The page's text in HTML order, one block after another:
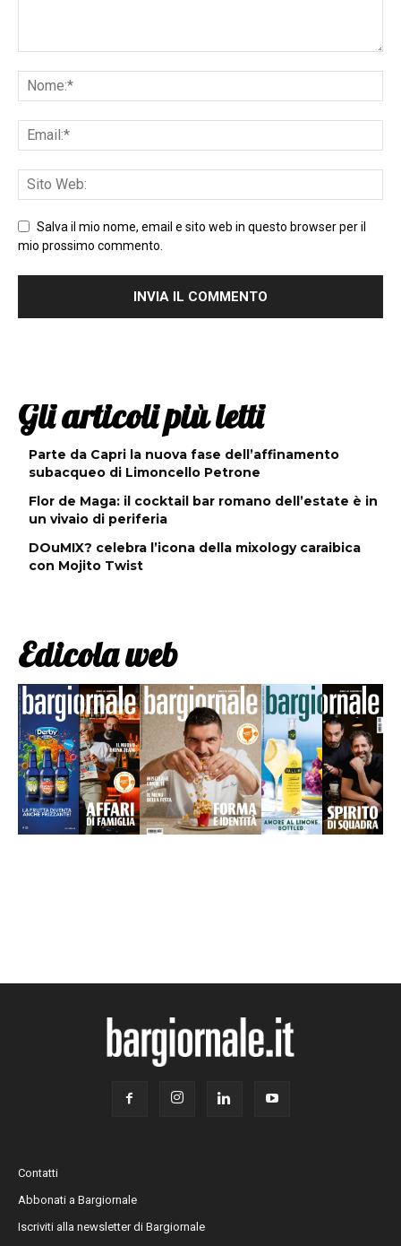
Salva il mio nome, email e sito web in questo browser per il
mio prossimo commento.
Gli articoli più letti
Parte da Capri la nuova fase dell’affinamento
subacqueo di Limoncello Petrone
Flor de Maga: il cocktail bar romano dell’estate è in
un vivaio di periferia
DOuMIX? celebra l’icona della mixology caraibica
con Mojito Twist
Edicola web
Contatti
Abbonati a Bargiornale
Iscriviti alla newsletter di Bargiornale